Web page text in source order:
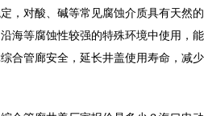
，对酸、碱等常见腐蚀介质具有天然的
海等腐蚀性较强的特殊环境中使用，能
合管廊安全，延长井盖使用寿命，减少